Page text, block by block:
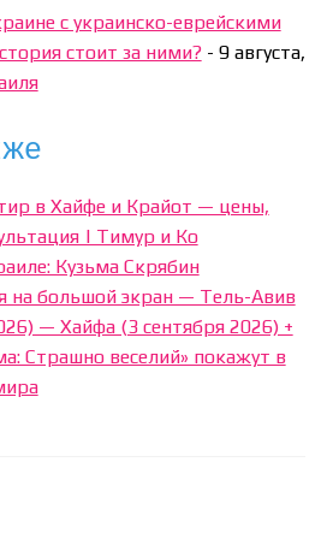
с украинско-еврейскими
стоит за ними?- 9 августа,
в Хайфе и Крайот — цены,
| Тимур и Ко
Кузьма Скрябин
на большой экран — Тель-Авив
— Хайфа (3 сентября 2026) +
Страшно веселий» покажут в